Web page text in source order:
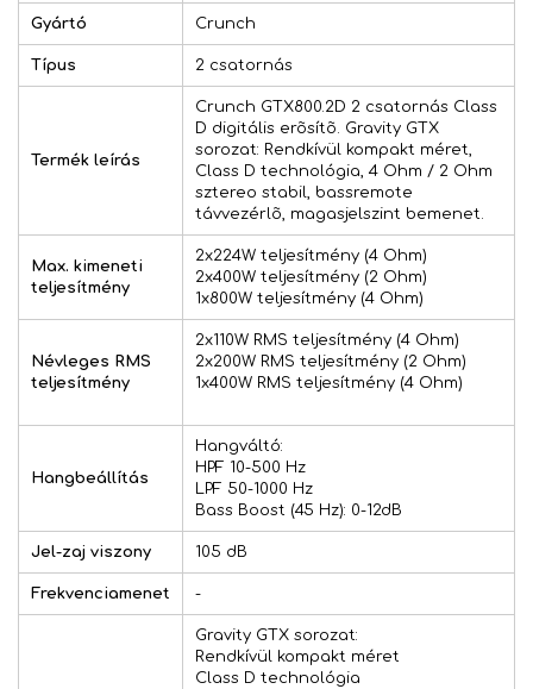
Gyártó Crunch
Típus 2 csatornás
Termék leírás
Crunch GTX800.2D 2 csatornás Class
D digitális erõsítõ. Gravity GTX
sorozat: Rendkívül kompakt méret,
Class D technológia, 4 Ohm / 2 Ohm
sztereo stabil, bassremote
távvezérlõ, magasjelszint bemenet.
Max. kimeneti
teljesítmény
2x224W teljesítmény (4 Ohm)
2x400W teljesítmény (2 Ohm)
1x800W teljesítmény (4 Ohm)
Névleges RMS
teljesítmény
2x110W RMS teljesítmény (4 Ohm)
2x200W RMS teljesítmény (2 Ohm)
1x400W RMS teljesítmény (4 Ohm)
Hangbeállítás
Hangváltó:
HPF 10-500 Hz
LPF 50-1000 Hz
Bass Boost (45 Hz): 0-12dB
Jel-zaj viszony 105 dB
Frekvenciamenet -
Gravity GTX sorozat:
Rendkívül kompakt méret
Class D technológia